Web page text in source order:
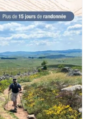
/ DÉTAILS